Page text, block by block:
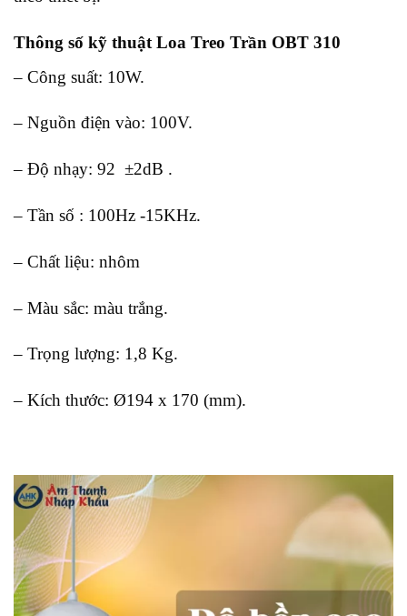
Thông số kỹ thuật Loa Treo Trần OBT 310
– Công suất: 10W.
– Nguồn điện vào: 100V.
– Độ nhạy: 92 ±2dB .
– Tần số : 100Hz -15KHz.
– Chất liệu: nhôm
– Màu sắc: màu trắng.
– Trọng lượng: 1,8 Kg.
– Kích thước: Ø194 x 170 (mm).